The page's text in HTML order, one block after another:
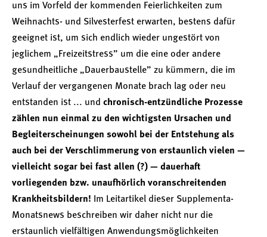
uns im Vorfeld der kommenden Feierlichkeiten zum
Weihnachts- und Silvesterfest erwarten, bestens dafür
geeignet ist, um sich endlich wieder ungestört von
jeglichem „Freizeitstress” um die eine oder andere
gesundheitliche „Dauerbaustelle” zu kümmern, die im
Verlauf der vergangenen Monate brach lag oder neu
entstanden ist ... und chronisch-entzündliche Prozesse
zählen nun einmal zu den wichtigsten Ursachen und
Begleiterscheinungen sowohl bei der Entstehung als
auch bei der Verschlimmerung von erstaunlich vielen —
vielleicht sogar bei fast allen (?) — dauerhaft
vorliegenden bzw. unaufhörlich voranschreitenden
Krankheitsbildern! Im Leitartikel dieser Supplementa-
Monatsnews beschreiben wir daher nicht nur die
erstaunlich vielfältigen Anwendungs­möglichkeiten